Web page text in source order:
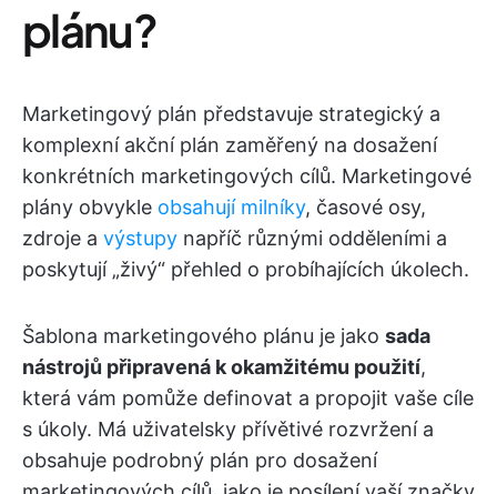
plánu?
Marketingový plán představuje strategický a
komplexní akční plán zaměřený na dosažení
konkrétních marketingových cílů. Marketingové
plány obvykle obsahují milníky, časové osy,
zdroje a výstupy napříč různými odděleními a
poskytují „živý“ přehled o probíhajících úkolech.
Šablona marketingového plánu je jako sada
nástrojů připravená k okamžitému použití,
která vám pomůže definovat a propojit vaše cíle
s úkoly. Má uživatelsky přívětivé rozvržení a
obsahuje podrobný plán pro dosažení